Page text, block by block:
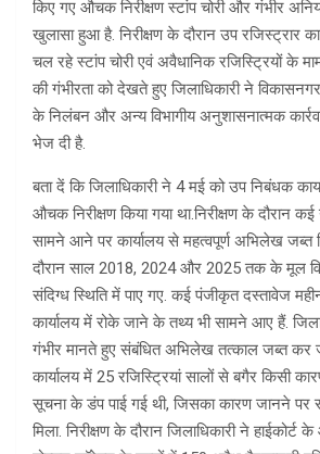
किए गए औचक निरीक्षण स्टांप चोरी और गंभीर
खुलासा हुआ है. निरीक्षण के दौरान उप रजिस्ट्रार
चल रहे स्टांप चोरी एवं अवैधानिक रजिस्ट्रियों के
की गंभीरता को देखते हुए जिलाधिकारी ने
के निलंबन और अन्य विभागीय अनुशासनात्मक
भेज दी है.
बता दें कि जिलाधिकारी ने 4 मई को उप निबंधक
औचक निरीक्षण किया गया था.निरीक्षण के दौरान
सामने आने पर कार्यालय से महत्वपूर्ण अभिलेख जब्त
दौरान साल 2018, 2024 और 2025 तक के मूल
संदिग्ध स्थिति में पाए गए. कई पंजीकृत दस्तावेज
कार्यालय में रोके जाने के तथ्य भी सामने आए हैं.
गंभीर मानते हुए संबंधित अभिलेख तत्काल जब्त कर
कार्यालय में 25 रजिस्ट्रियां सालों से बगैर किसी
सूचना के डंप पाई गई थी, जिसका कारण जानने पर
मिला. निरीक्षण के दौरान जिलाधिकारी ने हाईकोर्ट के